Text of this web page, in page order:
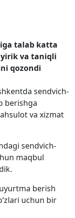
talab katta
yirik va taniqli
qozondi
sendvich-
berishga
va xizmat
sendvich-
maqbul
berish
uchun bir